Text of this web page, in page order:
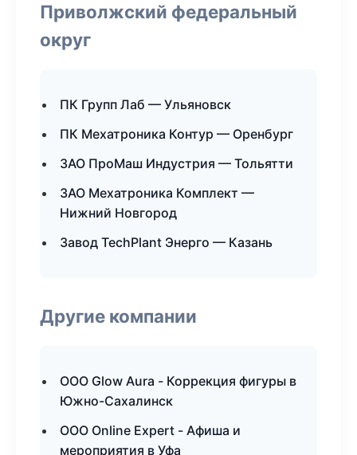
Приволжский федеральный
округ
ПК Групп Лаб — Ульяновск
ПК Мехатроника Контур — Оренбург
ЗАО ПроМаш Индустрия — Тольятти
ЗАО Мехатроника Комплект —
Нижний Новгород
Завод TechPlant Энерго — Казань
Другие компании
ООО Glow Aura - Коррекция фигуры в
Южно-Сахалинск
ООО Online Expert - Афиша и
мероприятия в Уфа